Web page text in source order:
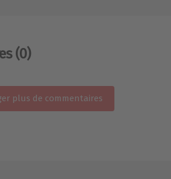
(0)
plus de commentaires